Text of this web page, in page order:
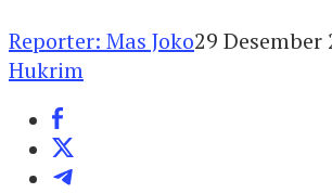
Reporter: Mas Joko29 Desember
Hukrim